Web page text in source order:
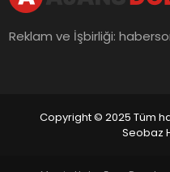
Reklam ve İşbirliği:
Copyright © 2025 Tüm
Seobaz